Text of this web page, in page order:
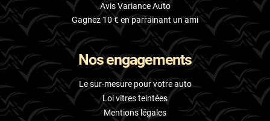
Avis Variance Auto
Gagnez 10 € en parrainant un ami
Nos engagements
Le sur-mesure pour votre auto
Loi vitres teintées
Mentions légales